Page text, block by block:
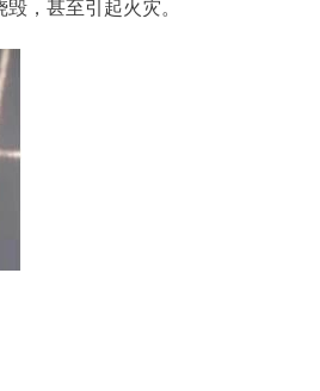
，甚至引起火灾。